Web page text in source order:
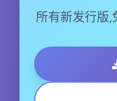
所有新发行版,